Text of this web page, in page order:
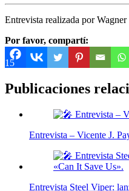
Entrevista realizada por
Por favor, compartí:
15
Publicaciones
Entrevista – Vicente J.
Entrevista Steel Viper: